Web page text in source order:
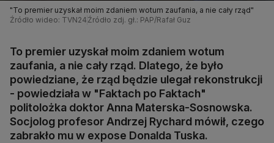
"To premier uzyskał moim zdaniem wotum zaufania, a nie cały rząd"
Źródło wideo: TVN24 Źródło zdj. gł.: PAP/Rafał Guz
To premier uzyskał moim zdaniem wotum
zaufania, a nie cały rząd. Dlatego, że było
powiedziane, że rząd będzie ulegał rekonstrukcji
- powiedziała w "Faktach po Faktach"
politolożka doktor Anna Materska-Sosnowska.
Socjolog profesor Andrzej Rychard mówił, czego
zabrakło mu w expose Donalda Tuska.